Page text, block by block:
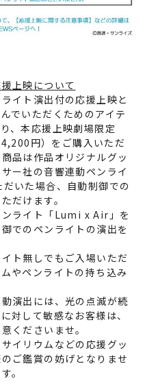
上映について
イト演出付の応援上映と
でいただくためのアイテ
、本応援上映劇場限定
円）をご購入いただ
品は作品オリジナルグッ
ー社の音響連動ペンライ
いた場合、自動制御での
だけます。
ンライト「Lumi x Air」を
でのペンライトの演出を
ト無しでもご入場いただ
やペンライトの持ち込み
演出には、光の点滅が続
対して敏感なお客様は、
くださいませ。
イリウムなどの応援グッ
ご鑑賞の妨げとなりませ
。